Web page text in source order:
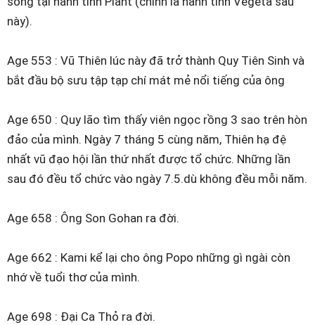
này).
Age 553 : Vũ Thiên lúc này đã trở thành Quy Tiên Sinh và
bắt đầu bộ sưu tập tạp chí mát mẻ nổi tiếng của ông
Age 650 : Quy lão tìm thấy viên ngọc rồng 3 sao trên hòn
đảo của mình. Ngày 7 tháng 5 cùng năm, Thiên hạ đệ
nhất vũ đạo hội lần thứ nhất được tổ chức. Những lần
sau đó đều tổ chức vào ngày 7.5.dù không đều mỗi năm.
Age 658 : Ông Son Gohan ra đời.
Age 662 : Kami kể lại cho ông Popo những gì ngài còn
nhớ về tuổi thơ của mình.
Age 698 : Đại Ca Thỏ ra đời.